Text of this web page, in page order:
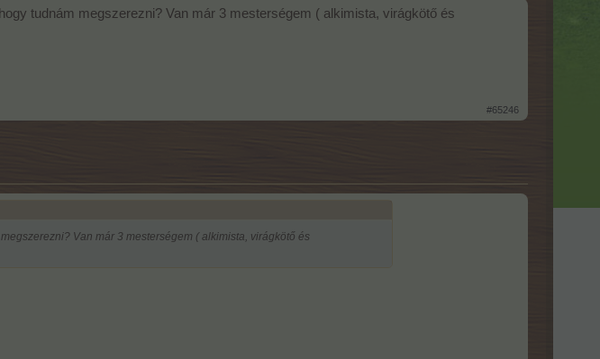
tudnám megszerezni? Van már 3 mesterségem ( alkimista, virágkötő és
#65246
Van már 3 mesterségem ( alkimista, virágkötő és